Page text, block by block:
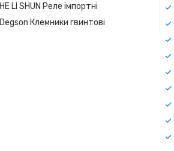
HE LI SHUN Реле імпортні
Degson Клемники гвинтові